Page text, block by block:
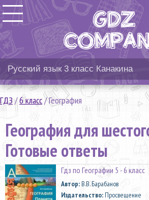
ГДЗ/6 класс/География
География для
Готовые ответы
Гдз по Географии 5 - 6 класс
Автор:В.В. Барабанов
Издательство:Просвещение